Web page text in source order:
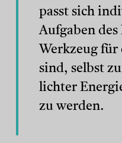
passt sich
Aufgaben
Werkzeug
sind, selbst
lichter
zu werden.